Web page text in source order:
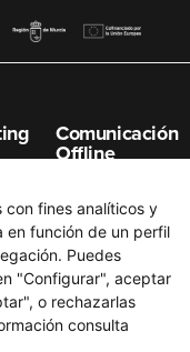
Redes
Comunicación
Offline
Eventos
Publicidad en
Prensa
Publicidad en
Radio
Publicidad en
con fines analíticos y
en función de un perfil
Puedes
"Configurar", aceptar
o rechazarlas
consulta